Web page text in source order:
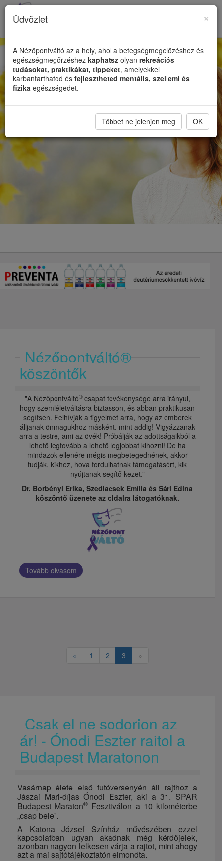
Nézőpontváltó®
köszöntők
"A Nézőpontváltó® csapat tevékenysége arra irányul,
hogy szemléletváltásra biztasson, és abban praktikusan
segítsen. Felhívják a figyelmet arra, hogy az emberek
álljanak önmagukhoz másként, mint addig! Vigyázzanak
arra a testre, ami az övék! Próbálják az adottságaikból a
lehető legtovább a lehető legjobbat kihozni! De ha
mindazok ellenére mégis megbetegednének, akkor
tudják, kikhez, hova fordulhatnak támogatásért, kik
nyújtanak segítő kezet.”
Dr. Borbényi Erika, Szedlacsek Emília és Sári Edina
köszöntő üzenete az oldalra látogatóknak.
Tovább olvasom
« 1 2 3 »
Csak el ne sodorjon az
ár! - Ónodi Eszter rajtol a
Budapest Maratonon
Vasárnap élete első futóversenyén áll rajthoz a
Jászai Mari-díjas Ónodi Eszter, aki a 31. SPAR
Budapest Maraton® Fesztiválon a 10 kilométerbe
„csap bele”.
A Katona József Színház művészében ezzel
kapcsolatban ugyan akadnak még kérdőjelek,
azonban nagyon lelkesen várja a rajtot, mint ahogy
azt a mai sajtótájékoztatón elmondta.
×
Üdvözlet
A Nézőpontváltó az a hely, ahol a betegségmegelőzéshez és
egészségmegőrzéshez kaphatsz olyan rekreációs
tudásokat, praktikákat, tippeket, amelyekkel
karbantarthatod és fejlesztheted mentális, szellemi és
fizika egészségedet.
Többet ne jelenjen meg OK